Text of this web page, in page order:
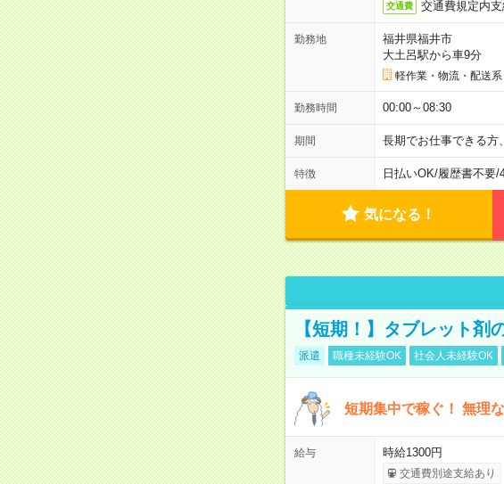
交通費 交通費規定内支
勤務地
福井県福井市
大土呂駅から車9分
軽作業・物流・配送系
勤務時間 00:00～08:30
期間 長期でお仕事できる方
特徴 日払いOK/履歴書不要/
気になる！
【短期！】タブレット
派遣 職種未経験OK 社会人未経験OK
短期集中で稼ぐ！ 無理
給与 時給1300円
交通費別途支給あり